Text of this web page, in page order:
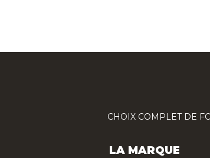
CHOIX COMPLET DE
LA MARQUE